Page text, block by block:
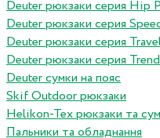
Deuter рюкзаки серия Hip
Deuter рюкзаки серия
Deuter рюкзаки серия
Deuter рюкзаки серия
Deuter сумки на пояс
Skif Outdoor рюкзаки
Helikon-Tex рюкзаки та
Пальники та обладнання